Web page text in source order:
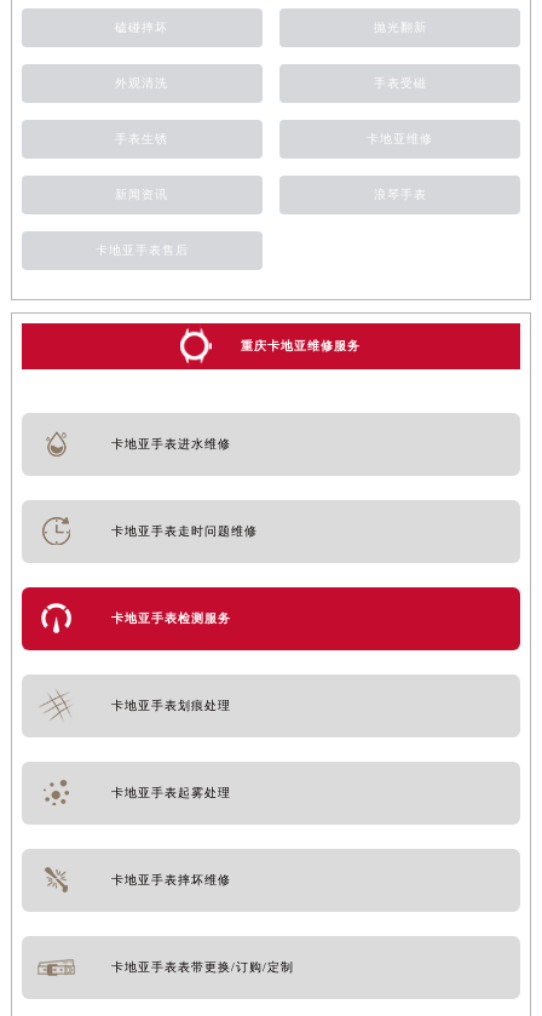
磕碰摔坏 抛光翻新
外观清洗 手表受磁
手表生锈 卡地亚维修
新闻资讯 浪琴手表
卡地亚手表售后
重庆卡地亚维修服务
卡地亚手表进水维修
卡地亚手表走时问题维修
卡地亚手表检测服务
卡地亚手表划痕处理
卡地亚手表起雾处理
卡地亚手表摔坏维修
卡地亚手表表带更换/订购/定制